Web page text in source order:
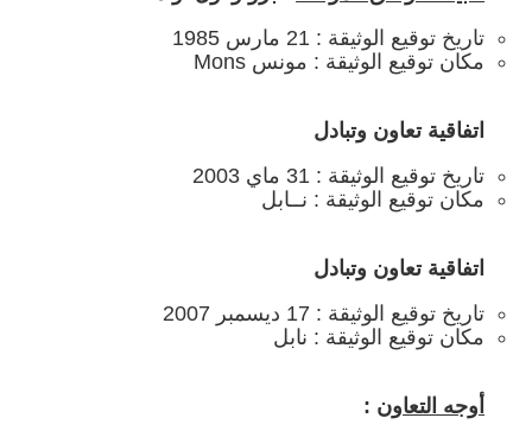
تاريخ توقيع الوثيقة : 21 مارس 1985
مكان توقيع الوثيقة : مونس Mons
اتفاقية تعاون وتبادل
تاريخ توقيع الوثيقة : 31 ماي 2003
مكان توقيع الوثيقة : نــابل
اتفاقية تعاون وتبادل
تاريخ توقيع الوثيقة : 17 ديسمبر 2007
مكان توقيع الوثيقة : نابل
أوجه التعاون :